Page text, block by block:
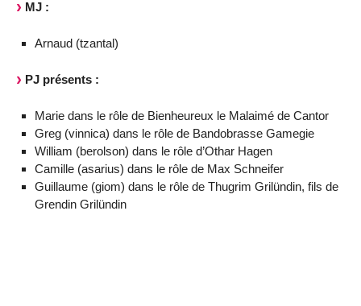
MJ :
Arnaud (tzantal)
PJ présents :
Marie dans le rôle de Bienheureux le Malaimé de Cantor
Greg (vinnica) dans le rôle de Bandobrasse Gamegie
William (berolson) dans le rôle d’Othar Hagen
Camille (asarius) dans le rôle de Max Schneifer
Guillaume (giom) dans le rôle de Thugrim Grilündin, fils de
Grendin Grilündin